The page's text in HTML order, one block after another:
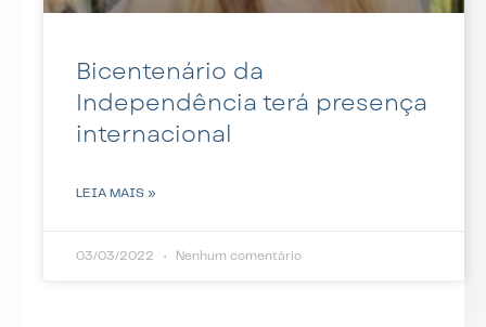
Bicentenário da
Independência terá presença
internacional
LEIA MAIS »
03/03/2022 Nenhum comentário